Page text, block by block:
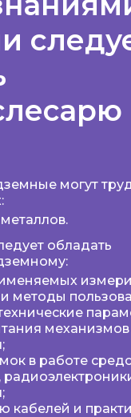
могут
обладать
методы
механизмов
в работе
кабелей и